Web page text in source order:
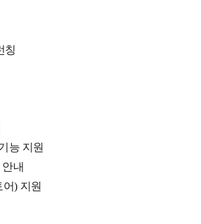
칭
능 지원
내
) 지원